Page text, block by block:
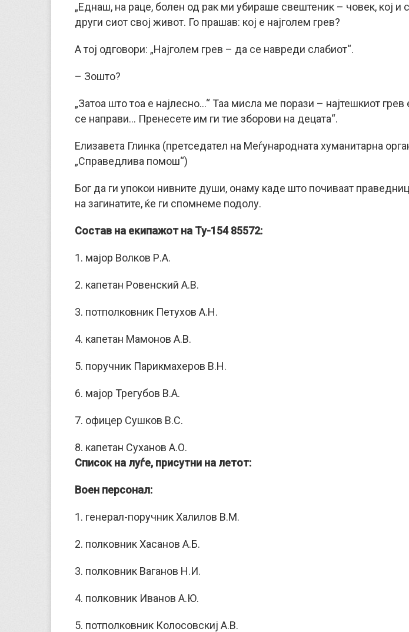
„Еднаш, на раце, болен од рак ми убираше свештеник – човек, кој и
други сиот свој живот. Го прашав: кој е најголем грев?
А тој одговори: „Најголем грев – да се навреди слабиот“.
– Зошто?
„Затоа што тоа е најлесно…“ Таа мисла ме порази – најтешкиот грев
се направи… Пренесете им ги тие зборови на децата“.
Елизавета Глинка (претседател на Меѓународната хуманитарна
„Справедлива помош“)
Бог да ги упокои нивните души, онаму каде што почиваат
на загинатите, ќе ги спомнеме подолу.
Состав на екипажот на Ту-154 85572:
1. мајор Волков Р.А.
2. капетан Ровенский А.В.
3. потполковник Петухов А.Н.
4. капетан Мамонов А.В.
5. поручник Парикмахеров В.Н.
6. мајор Трегубов В.А.
7. офицер Сушков B.C.
8. капетан Суханов А.О.
Список на луѓе, присутни на летот:
Воен персонал:
1. генерал-поручник Халилов В.М.
2. полковник Хасанов А.Б.
3. полковник Ваганов Н.И.
4. полковник Иванов А.Ю.
5. потполковник Колосовскиј А.В.